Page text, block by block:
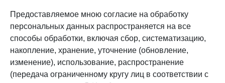
Предоставляемое мною согласие на обработку
персональных данных распространяется на все
способы обработки, включая сбор, систематизацию,
накопление, хранение, уточнение (обновление,
изменение), использование, распространение
(передача ограниченному кругу лиц в соответствии с